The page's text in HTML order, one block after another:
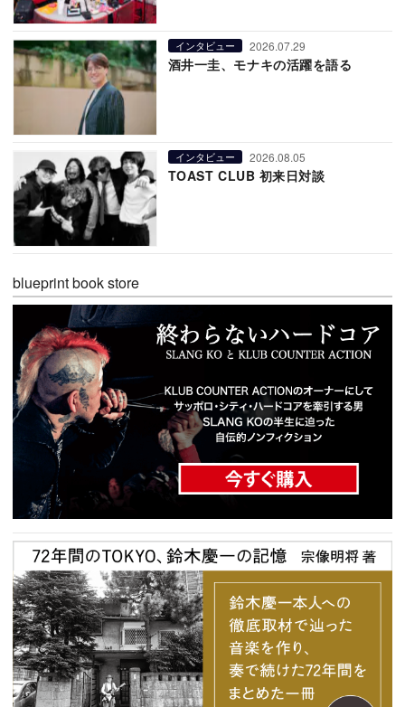
インタビュー 2026.07.29
酒井一圭、モナキの活躍を語る
インタビュー 2026.08.05
TOAST CLUB 初来日対談
blueprint book store